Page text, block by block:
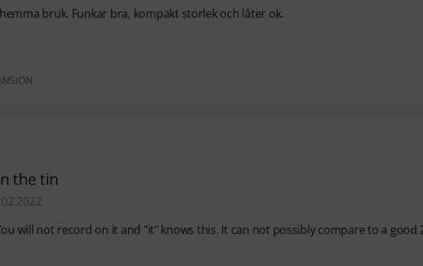
bruk. Funkar bra, kompakt storlek och låter ok.
the tin
will not record on it and "it" knows this. It can not possibly compare to a good